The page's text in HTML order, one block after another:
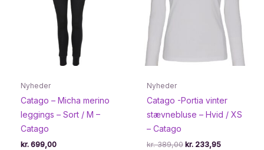
Nyheder
Catago – Micha merino
leggings – Sort / M –
Catago
kr. 699,00
Nyheder
Catago -Portia vinter
stævnebluse – Hvid / XS
– Catago
kr.389,00 Den
kr. 233,95Den